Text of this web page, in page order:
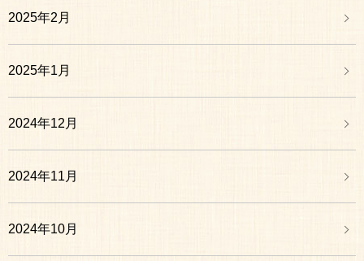
2025年2月
2025年1月
2024年12月
2024年11月
2024年10月